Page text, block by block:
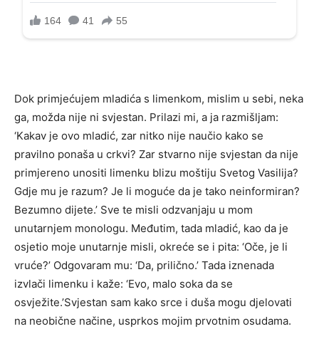
Dok primjećujem mladića s limenkom, mislim u sebi, neka
ga, možda nije ni svjestan. Prilazi mi, a ja razmišljam:
‘Kakav je ovo mladić, zar nitko nije naučio kako se
pravilno ponaša u crkvi? Zar stvarno nije svjestan da nije
primjereno unositi limenku blizu moštiju Svetog Vasilija?
Gdje mu je razum? Je li moguće da je tako neinformiran?
Bezumno dijete.’ Sve te misli odzvanjaju u mom
unutarnjem monologu. Međutim, tada mladić, kao da je
osjetio moje unutarnje misli, okreće se i pita: ‘Oče, je li
vruće?’ Odgovaram mu: ‘Da, prilično.’ Tada iznenada
izvlači limenku i kaže: ‘Evo, malo soka da se
osvježite.’Svjestan sam kako srce i duša mogu djelovati
na neobične načine, usprkos mojim prvotnim osudama.